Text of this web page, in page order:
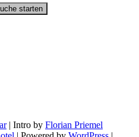
starten
| Intro by Florian Priemel